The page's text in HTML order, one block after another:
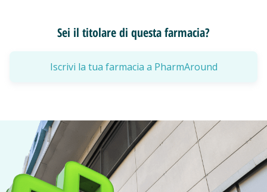
Sei il titolare di questa farmacia?
Iscrivi la tua farmacia a PharmAround